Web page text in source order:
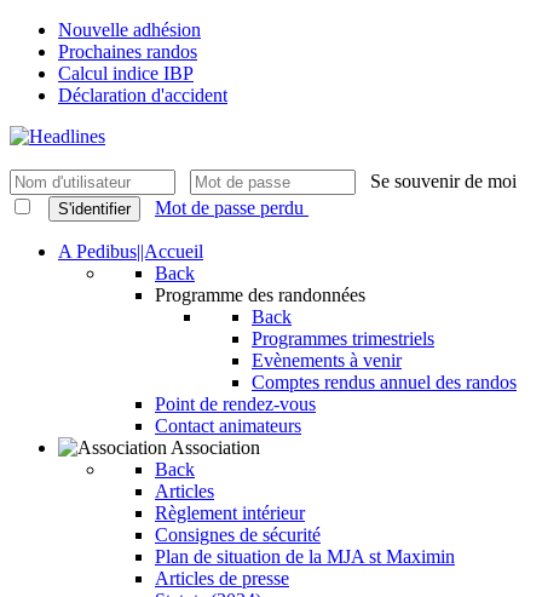
Nouvelle adhésion
Prochaines randos
Calcul indice IBP
Déclaration d'accident
Se souvenir de moi
S'identifier Mot de passe perdu
A Pedibus||Accueil
Back
Programme des randonnées
Back
Programmes trimestriels
Evènements à venir
Comptes rendus annuel des randos
Point de rendez-vous
Contact animateurs
Association
Back
Articles
Règlement intérieur
Consignes de sécurité
Plan de situation de la MJA st Maximin
Articles de presse